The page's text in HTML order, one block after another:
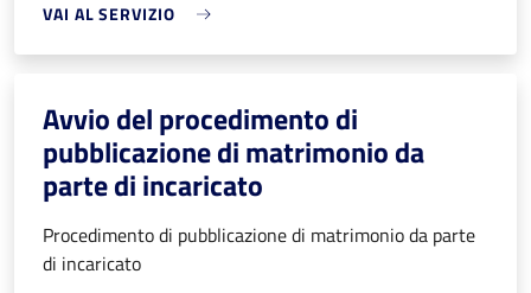
VAI AL SERVIZIO
Avvio del procedimento di
pubblicazione di matrimonio da
parte di incaricato
Procedimento di pubblicazione di matrimonio da parte
di incaricato